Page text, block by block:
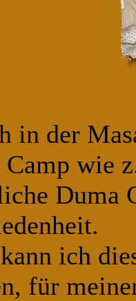
in der
wie
Duma
ich
für